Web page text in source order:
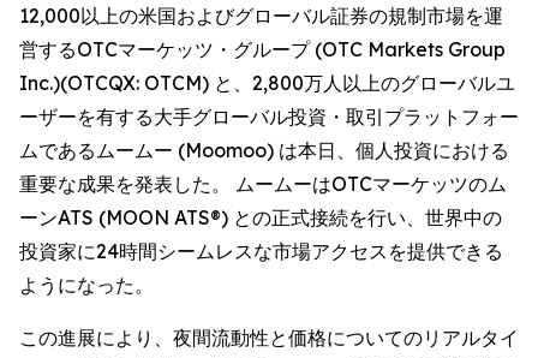
12,000以上の米国およびグローバル証券の規制市場を運
営するOTCマーケッツ・グループ (OTC Markets Group
Inc.)(OTCQX: OTCM) と、2,800万人以上のグローバルユ
ーザーを有する大手グローバル投資・取引プラットフォー
ムであるムームー (Moomoo) は本日、個人投資における
重要な成果を発表した。 ムームーはOTCマーケッツのム
ーンATS (MOON ATS®) との正式接続を行い、世界中の
投資家に24時間シームレスな市場アクセスを提供できる
ようになった。
この進展により、夜間流動性と価格についてのリアルタイ